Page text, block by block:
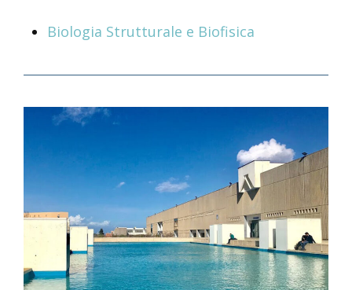
Biologia Strutturale e Biofisica